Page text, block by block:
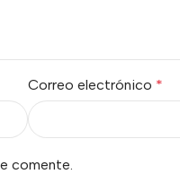
Correo electrónico *
comente.